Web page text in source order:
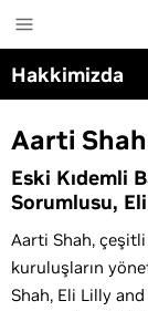
to
main
content
Hakkimizda
Aarti Shah
Eski Kıdemli
Sorumlusu,
Aarti Shah,
kuruluşların
Shah, Eli Lilly and